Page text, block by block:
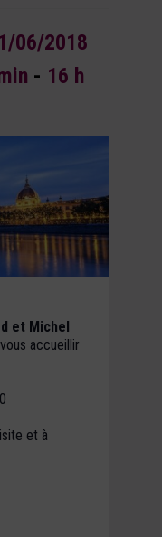
06/2018
- 16 h
et Michel
accueillir
et à